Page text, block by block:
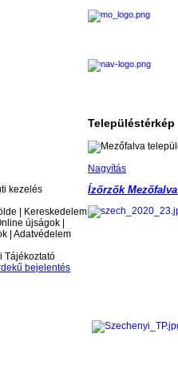
Településtérkép
Nagyítás
Ízőrzők Mezőfalva
kezelés
| Kereskedelem
újságok |
| Adatvédelem
Tájékoztató
bejelentés